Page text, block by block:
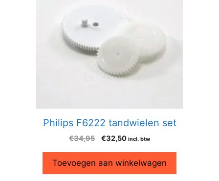
Philips F6222 tandwielen set
€34,95 €32,50 incl. btw
Toevoegen aan winkelwagen